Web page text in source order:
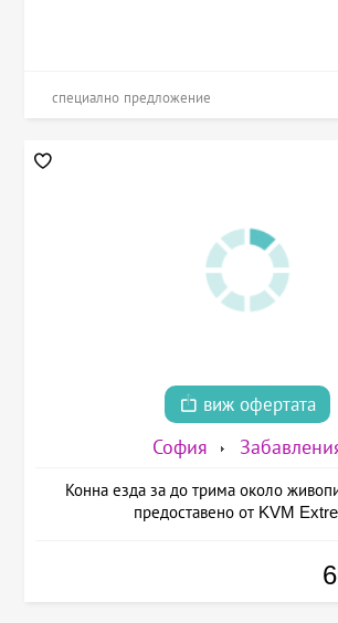
специално предложение
виж офертата
София
Конна езда за до трима около
предоставено от KVM